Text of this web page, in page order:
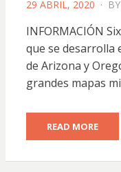
POSTED
29 ABRIL, 2020 BY
INFORMACIÓN
que se desarrolla
de Arizona y
grandes mapas
READ MORE